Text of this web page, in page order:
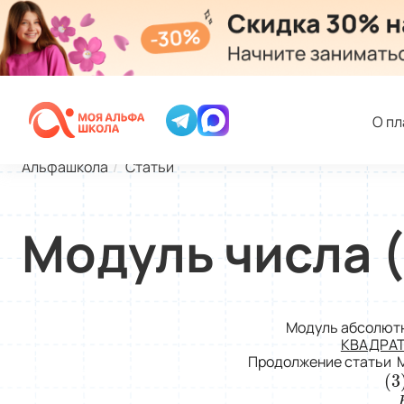
О
Альфашкола Статьи
Модуль числа
Модуль
Продолжение статьи
(3
(3)